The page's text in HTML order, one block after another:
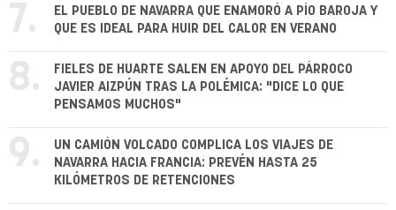
7.
EL PUEBLO DE NAVARRA QUE ENAMORÓ A PÍO BAROJA Y
QUE ES IDEAL PARA HUIR DEL CALOR EN VERANO
8.
FIELES DE HUARTE SALEN EN APOYO DEL PÁRROCO
JAVIER AIZPÚN TRAS LA POLÉMICA: "DICE LO QUE
PENSAMOS MUCHOS"
9.
UN CAMIÓN VOLCADO COMPLICA LOS VIAJES DE
NAVARRA HACIA FRANCIA: PREVÉN HASTA 25
KILÓMETROS DE RETENCIONES